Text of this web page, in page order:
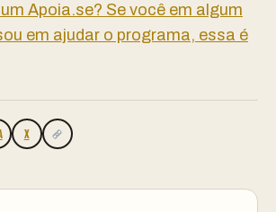
Apoia.se? Se você em algum
em ajudar o programa, essa é
X